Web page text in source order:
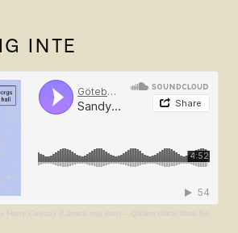
INTE
Harry Ceesay (Lämna mig inte) – Qalam tolkar Nina Bondeson